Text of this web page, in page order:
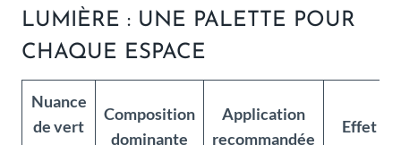
LUMIÈRE : UNE PALETTE POUR
CHAQUE ESPACE
Nuance
de vert
Composition
dominante
Application
recommandée
Effet